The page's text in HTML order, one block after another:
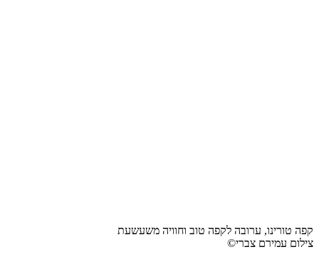
קפה טורינו, ערובה לקפה טוב וחוויה משעשעת
צילום עמירם צברי©